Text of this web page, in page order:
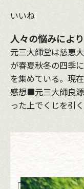
いいね
人々の悩みによ
元三大師堂は慈恵
が春夏秋冬の四季
を集めている。現
感想■元三大師良
った上でくじを引